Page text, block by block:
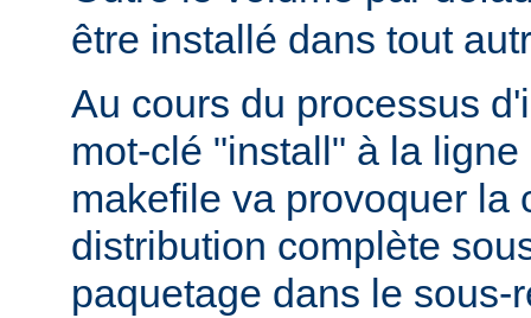
être installé dans tout
Au cours du processus
mot-clé "install" à la
makefile va provoquer la
distribution complète
paquetage dans le